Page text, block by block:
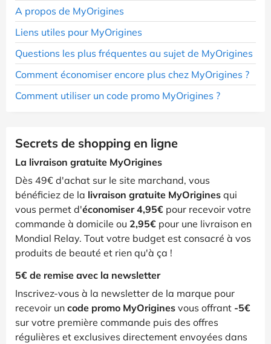
A propos de MyOrigines
Liens utiles pour MyOrigines
Questions les plus fréquentes au sujet de MyOrigines
Comment économiser encore plus chez MyOrigines ?
Comment utiliser un code promo MyOrigines ?
Secrets de shopping en ligne
La livraison gratuite MyOrigines
Dès 49€ d'achat sur le site marchand, vous
bénéficiez de la livraison gratuite MyOrigines qui
vous permet d'économiser 4,95€ pour recevoir votre
commande à domicile ou 2,95€ pour une livraison en
Mondial Relay. Tout votre budget est consacré à vos
produits de beauté et rien qu'à ça !
5€ de remise avec la newsletter
Inscrivez-vous à la newsletter de la marque pour
recevoir un code promo MyOrigines vous offrant -5€
sur votre première commande puis des offres
régulières et exclusives directement envoyées dans